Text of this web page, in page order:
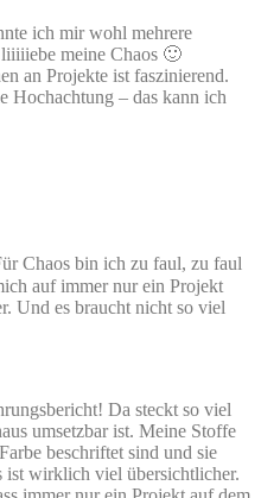
ich mir wohl mehrere
meine Chaos 🙂
an Projekte ist faszinierend.
– das kann ich
Chaos bin ich zu faul, zu faul
auf immer nur ein Projekt
Und es braucht nicht so viel
Da steckt so viel
umsetzbar ist. Meine Stoffe
beschriftet sind und sie
ist wirklich viel übersichtlicher.